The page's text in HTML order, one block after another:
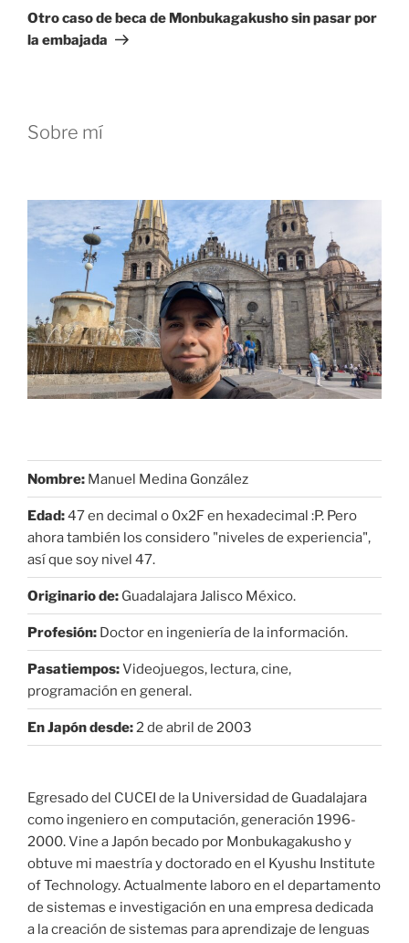
Post
Otro caso de beca de Monbukagakusho sin pasar por
la embajada
Sobre mí
Nombre: Manuel Medina González
Edad:47 en decimal o 0x2F en hexadecimal :P. Pero
ahora también los considero "niveles de experiencia",
así que soy nivel 47.
Originario de: Guadalajara Jalisco México.
Profesión: Doctor en ingeniería de la información.
Pasatiempos:Videojuegos, lectura, cine,
programación en general.
En Japón desde:2 de abril de 2003
Egresado del CUCEI de la Universidad de Guadalajara
como ingeniero en computación, generación 1996-
2000. Vine a Japón becado por Monbukagakusho y
obtuve mi maestría y doctorado en el Kyushu Institute
of Technology. Actualmente laboro en el departamento
de sistemas e investigación en una empresa dedicada
a la creación de sistemas para aprendizaje de lenguas